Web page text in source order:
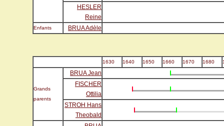
HESLER
Reine
Enfants BRUA Adèle
1630 1640 1650 1660 1670 1680
Grands
parents
BRUA Jean
FISCHER
Ottilia
STROH Hans
Theobald